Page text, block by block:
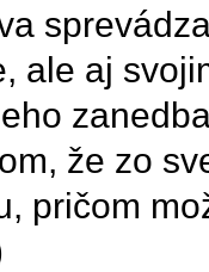
ale aj
že zo
pričom